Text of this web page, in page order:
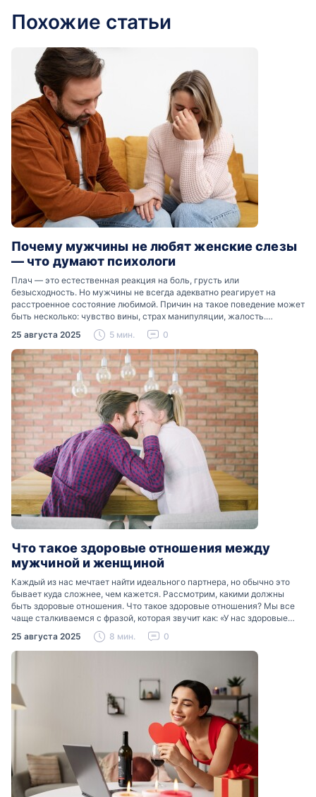
Похожие статьи
Почему мужчины не любят женские слезы
— что думают психологи
Плач — это естественная реакция на боль, грусть или
безысходность. Но мужчины не всегда адекватно реагирует на
расстроенное состояние любимой. Причин на такое поведение может
быть несколько: чувство вины, страх манипуляции, жалость.
Разобраться, почему мужчины боятся женских слез, помогут советы
психологов…
25 августа 2025 5 мин. 0
Что такое здоровые отношения между
мужчиной и женщиной
Каждый из нас мечтает найти идеального партнера, но обычно это
бывает куда сложнее, чем кажется. Рассмотрим, какими должны
быть здоровые отношения. Что такое здоровые отношения? Мы все
чаще сталкиваемся с фразой, которая звучит как: «У нас здоровые
отношения». Что именно подразумевается…
25 августа 2025 8 мин. 0